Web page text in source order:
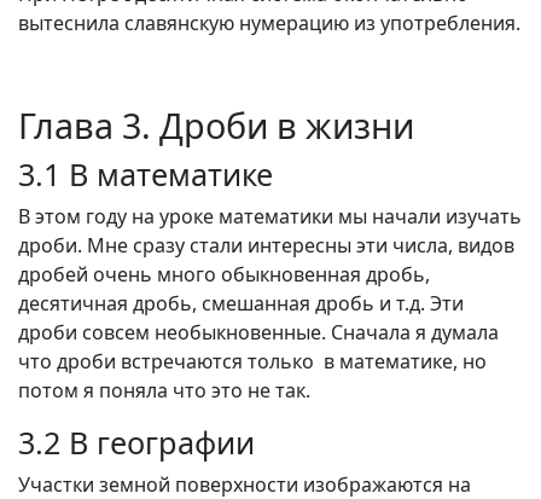
вытеснила славянскую нумерацию из употребления.
Глава 3. Дроби в жизни
3.1 В математике
В этом году на уроке математики мы начали изучать
дроби. Мне сразу стали интересны эти числа, видов
дробей очень много обыкновенная дробь,
десятичная дробь, смешанная дробь и т.д. Эти
дроби совсем необыкновенные. Сначала я думала
что дроби встречаются только в математике, но
потом я поняла что это не так.
3.2 В географии
Участки земной поверхности изображаются на